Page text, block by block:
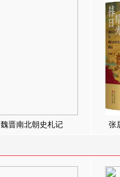
魏晋南北朝史札记 张